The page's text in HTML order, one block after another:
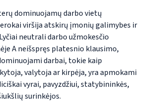
dominuojamų darbo vietų
viršija atskirų įmonių galimybes ir
neutrali darbo užmokesčio
A neišspręs platesnio klausimo,
darbai, tokie kaip
valytoja ar kirpėja, yra apmokami
vyrai, pavyzdžiui, statybininkės,
surinkėjos.